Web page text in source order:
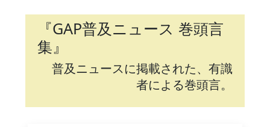
『GAP普及ニュース 巻頭言
集』
普及ニュースに掲載された、有識
者による巻頭言。